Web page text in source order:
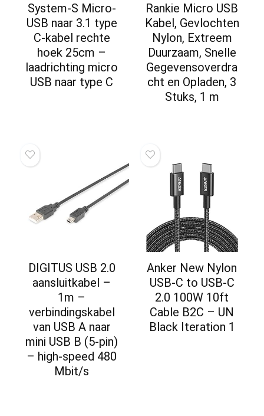
System-S Micro-
USB naar 3.1 type
C-kabel rechte
hoek 25cm –
laadrichting micro
USB naar type C
Rankie Micro USB
Kabel, Gevlochten
Nylon, Extreem
Duurzaam, Snelle
Gegevensoverdra
cht en Opladen, 3
Stuks, 1 m
DIGITUS USB 2.0
aansluitkabel –
1m –
verbindingskabel
van USB A naar
mini USB B (5-pin)
– high-speed 480
Mbit/s
Anker New Nylon
USB-C to USB-C
2.0 100W 10ft
Cable B2C – UN
Black Iteration 1